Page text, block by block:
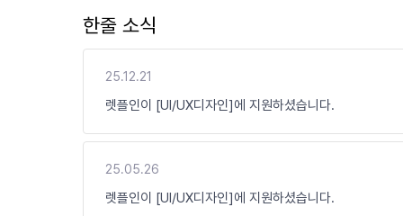
한줄 소식
25.12.21
렛플인이 [UI/UX디자인]에 지원하셨습니다.
25.05.26
렛플인이 [UI/UX디자인]에 지원하셨습니다.